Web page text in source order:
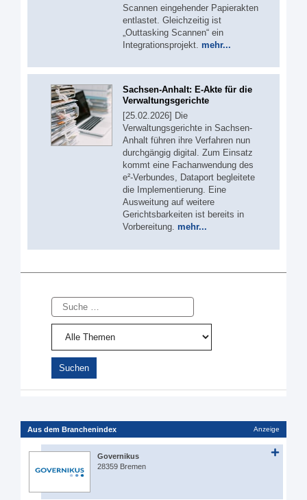
Scannen eingehender Papierakten
entlastet. Gleichzeitig ist
„Outtasking Scannen“ ein
Integrationsprojekt. mehr...
Sachsen-Anhalt: E-Akte für die
Verwaltungsgerichte
[25.02.2026] Die
Verwaltungsgerichte in Sachsen-
Anhalt führen ihre Verfahren nun
durchgängig digital. Zum Einsatz
kommt eine Fachanwendung des
e²-Verbundes, Dataport begleitete
die Implementierung. Eine
Ausweitung auf weitere
Gerichtsbarkeiten ist bereits in
Vorbereitung. mehr...
Suche
Aus dem Branchenindex Anzeige
Governikus
28359 Bremen